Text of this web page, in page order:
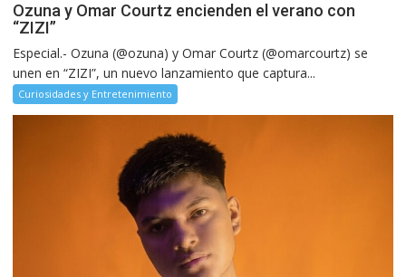
Ozuna y Omar Courtz encienden el verano con
“ZIZI”
Especial.- Ozuna (@ozuna) y Omar Courtz (@omarcourtz) se
unen en “ZIZI”, un nuevo lanzamiento que captura...
Curiosidades y Entretenimiento